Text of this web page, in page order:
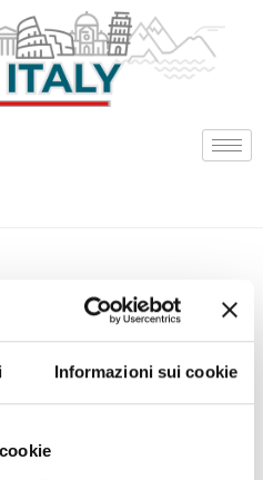
Informazioni sui cookie